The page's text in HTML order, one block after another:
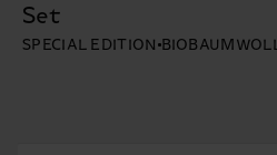
Set
SPECIAL EDITION